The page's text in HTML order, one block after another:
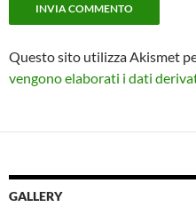
Questo sito utilizza Akismet
vengono elaborati i dati
GALLERY